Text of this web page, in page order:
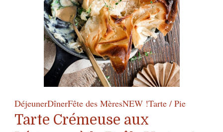
DéjeunerDînerFête des MèresNEW !Tarte / Pie
Tarte Crémeuse aux